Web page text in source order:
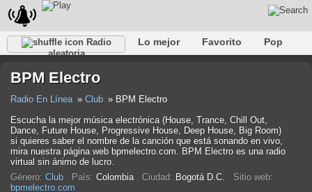
Radio
aleatoria
Lo mejor Favorito
Pop
Rap
Trans
BPM Electro
Radio En Línea Club
BPM Electro
Escucha la mejor música electrónica (House, Trance, Chill Out,
Dance, Future House, Progressive House, Deep House, Big Room)
si quieres saber el nombre de la canción que está sonando en vivo,
mira nuestra página web bpmelectro.com. BPM Electro es una radio
virtual sin ánimo de lucro.
Género: Club País: Colombia Ciudad: Bogotá D.C. Sitio web:
bpmelectro.com